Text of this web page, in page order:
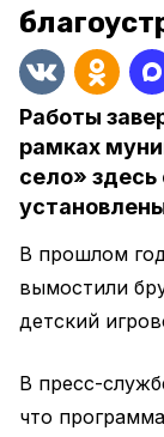
Работы
рамках
село»
В прошлом
вымостили
детский
В пресс-
что